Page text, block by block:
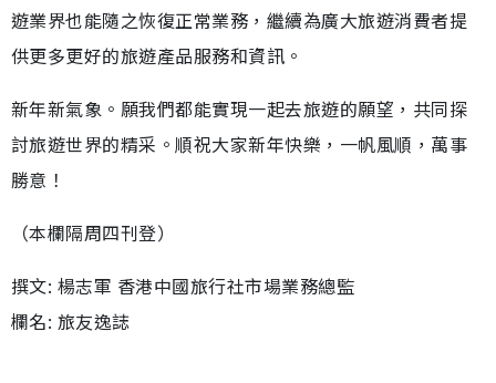
遊業界也能隨之恢復正常業務，繼續為廣大旅遊消費者提
供更多更好的旅遊產品服務和資訊。
新年新氣象。願我們都能實現一起去旅遊的願望，共同探
討旅遊世界的精采。順祝大家新年快樂，一帆風順，萬事
勝意！
（本欄隔周四刊登）
撰文: 楊志軍 香港中國旅行社市場業務總監
欄名: 旅友逸誌